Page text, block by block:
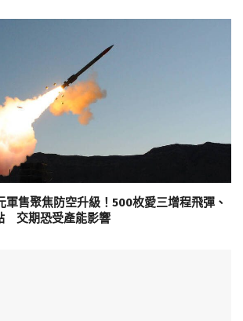
軍售聚焦防空升級！500枚愛三增程飛彈、
交期恐受產能影響